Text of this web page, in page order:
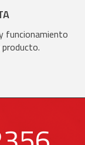
funcionamiento
producto.